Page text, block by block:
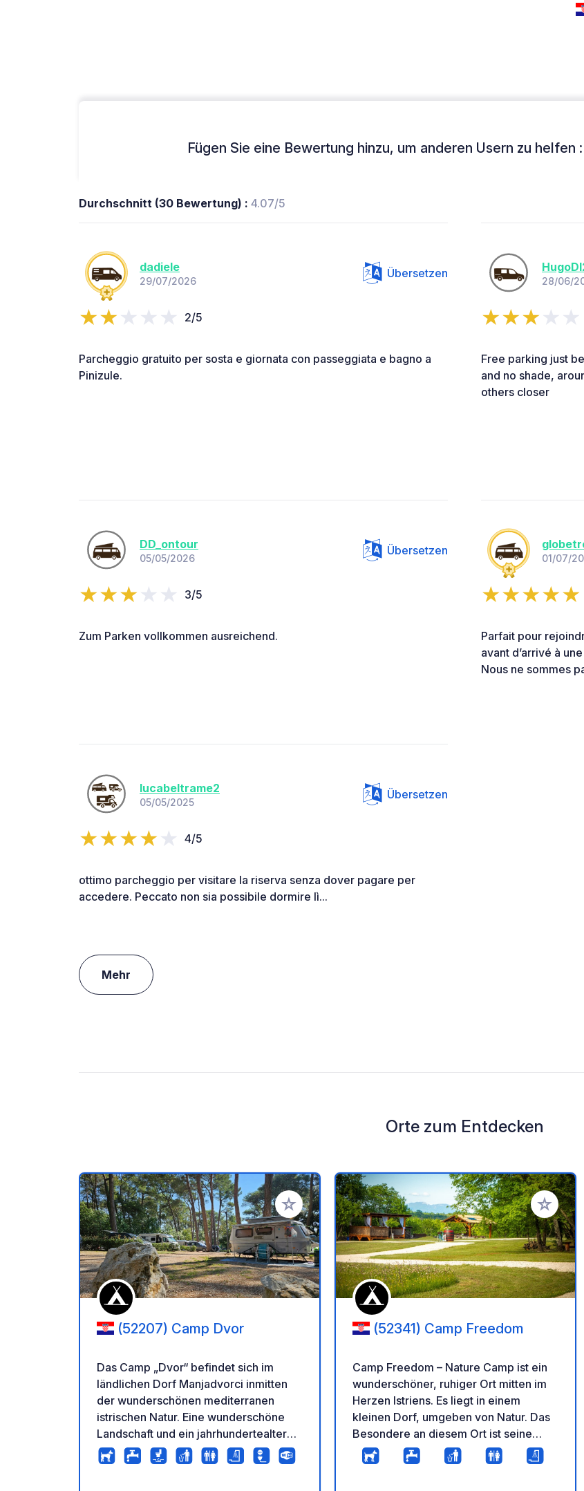
Fügen Sie eine Bewertung hinzu, um anderen Usern zu helfen :
Durchschnitt (30 Bewertung) : 4.07/5
dadiele
29/07/2026
Übersetzen
2/5
Parcheggio gratuito per sosta e giornata con passeggiata e bagno a
Pinizule.
28/06/
Free parking just
and no shade,
others closer
DD_ontour
05/05/2026
Übersetzen
3/5
Zum Parken vollkommen ausreichend.
01/07/
Parfait pour
avant d’arrivé à
Nous ne sommes
lucabeltrame2
05/05/2025
Übersetzen
4/5
ottimo parcheggio per visitare la riserva senza dover pagare per
accedere. Peccato non sia possibile dormire lì...
Mehr
Orte zum Entdecken
Zu Ihren Favoriten hinzufügen
(52207) Camp Dvor
Das Camp „Dvor“ befindet sich im
ländlichen Dorf Manjadvorci inmitten
der wunderschönen mediterranen
istrischen Natur. Eine wunderschöne
Landschaft und ein jahrhundertealter
Kiefernwald umgeben das Camp. Im
Camp befindet sich ein Swimmingpool
Zu Ihren
(52341) Camp Freedom
Camp Freedom – Nature Camp ist ein
wunderschöner, ruhiger Ort mitten im
Herzen Istriens. Es liegt in einem
kleinen Dorf, umgeben von Natur. Das
Besondere an diesem Ort ist seine
Größe und die großen, nicht markierten
Stellplätze, sodass Sie ausreichend